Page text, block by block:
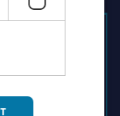
nos produits